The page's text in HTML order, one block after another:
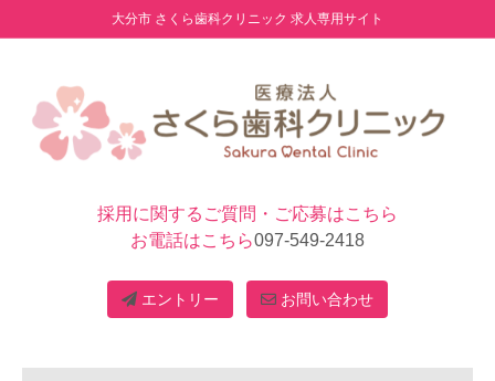
大分市 さくら歯科クリニック 求人専用サイト
採用に関するご質問・ご応募はこちら
お電話はこちら097-549-2418
エントリー お問い合わせ